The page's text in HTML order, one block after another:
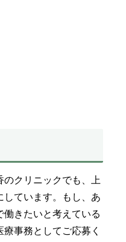
クリニックでも、上
しています。もし、あ
きたいと考えている
事務としてご応募く